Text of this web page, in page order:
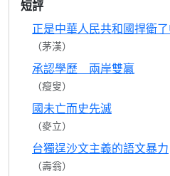
短評
正是中華人民共和國捍衛
（茅漢）
承認學歷 兩岸雙贏
（瘦叟）
國未亡而史先滅
（麥立）
台獨逞沙文主義的語文暴力
（壽翁）